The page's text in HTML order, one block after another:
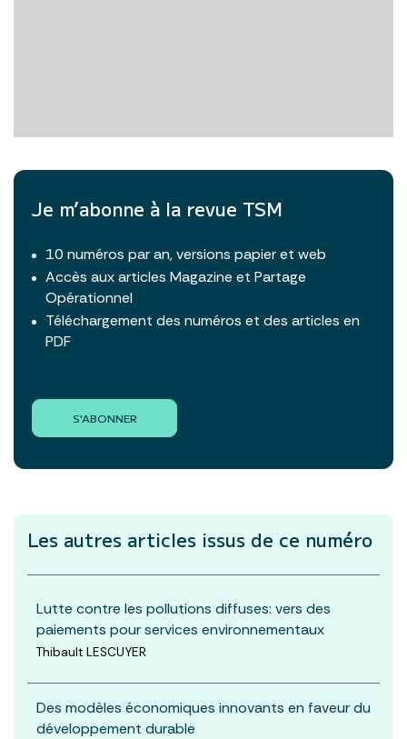
Je m’abonne à la revue TSM
10 numéros par an, versions papier et web
Accès aux articles Magazine et Partage
Opérationnel
Téléchargement des numéros et des articles en
PDF
S'ABONNER
Les autres articles issus de ce numéro
Lutte contre les pollutions diffuses: vers des
paiements pour services environnementaux
Thibault LESCUYER
Des modèles économiques innovants en faveur du
développement durable